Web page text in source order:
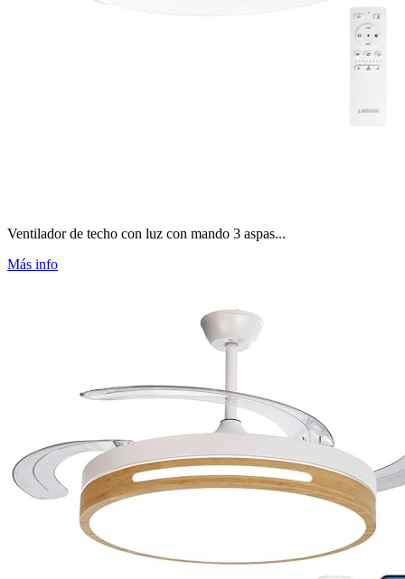
Ventilador de techo con luz con mando 3 aspas...
Más info